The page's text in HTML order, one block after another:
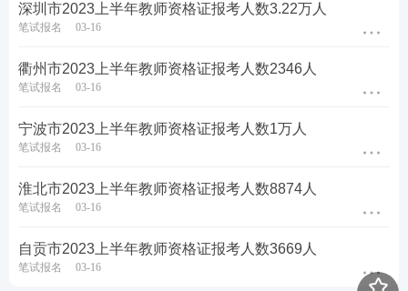
深圳市2023上半年教师资格证报考人数3.22万人
笔试报名 03-16
衢州市2023上半年教师资格证报考人数2346人
笔试报名 03-16
宁波市2023上半年教师资格证报考人数1万人
笔试报名 03-16
淮北市2023上半年教师资格证报考人数8874人
笔试报名 03-16
自贡市2023上半年教师资格证报考人数3669人
笔试报名 03-16